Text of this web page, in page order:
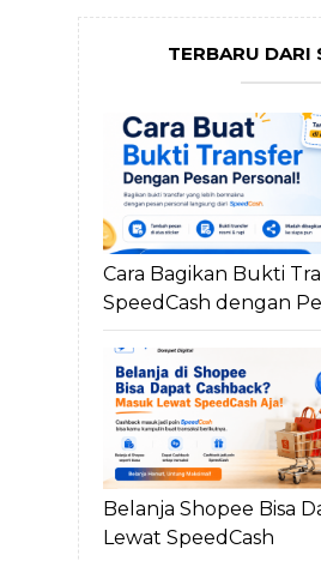
TERBARU DARI
Cara Bagikan Bukti
SpeedCash dengan
Belanja Shopee Bisa
Lewat SpeedCash